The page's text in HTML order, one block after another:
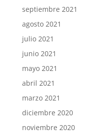
septiembre 2021
agosto 2021
julio 2021
junio 2021
mayo 2021
abril 2021
marzo 2021
diciembre 2020
noviembre 2020